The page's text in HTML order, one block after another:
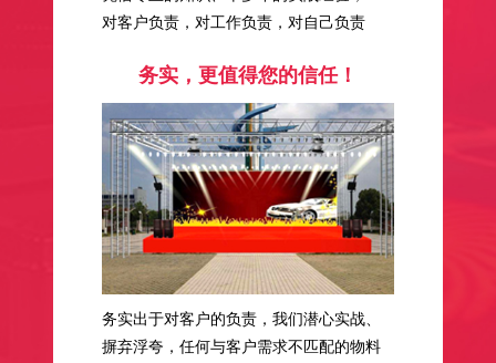
对客户负责，对工作负责，对自己负责
务实，更值得您的信任！
务实出于对客户的负责，我们潜心实战、
摒弃浮夸，任何与客户需求不匹配的物料